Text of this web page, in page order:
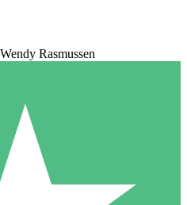
Wendy Rasmussen